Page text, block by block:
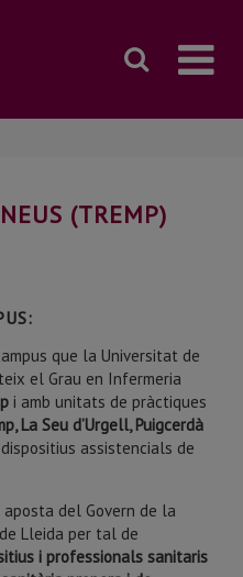
(TREMP)
que la Universitat de
el Grau en Infermeria
i amb unitats de pràctiques
La Seu d’Urgell, Puigcerdà
assistencials de
aposta del Govern de la
Lleida per tal de
i professionals sanitaris